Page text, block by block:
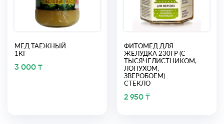
МЕД ТАЕЖНЫЙ
1КГ
3 000 ₸
ФИТОМЕД ДЛЯ
ЖЕЛУДКА 230ГР (С
ТЫСЯЧЕЛИСТНИКОМ,
ЛОПУХОМ,
ЗВЕРОБОЕМ)
СТЕКЛО
2 950 ₸